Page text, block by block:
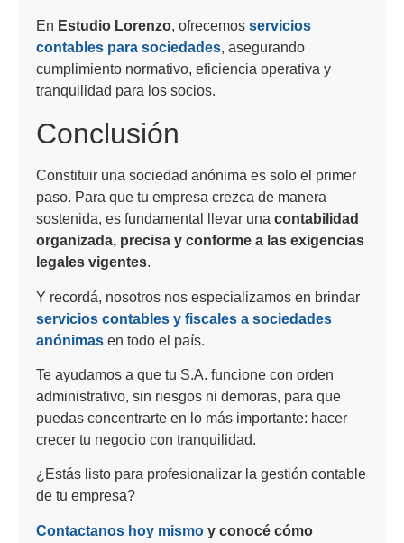
En Estudio Lorenzo, ofrecemos servicios
contables para sociedades, asegurando
cumplimiento normativo, eficiencia operativa y
tranquilidad para los socios.
Conclusión
Constituir una sociedad anónima es solo el primer
paso. Para que tu empresa crezca de manera
sostenida, es fundamental llevar una contabilidad
organizada, precisa y conforme a las exigencias
legales vigentes.
Y recordá, nosotros nos especializamos en brindar
servicios contables y fiscales a sociedades
anónimas en todo el país.
Te ayudamos a que tu S.A. funcione con orden
administrativo, sin riesgos ni demoras, para que
puedas concentrarte en lo más importante: hacer
crecer tu negocio con tranquilidad.
¿Estás listo para profesionalizar la gestión contable
de tu empresa?
Contactanos hoy mismo y conocé cómo